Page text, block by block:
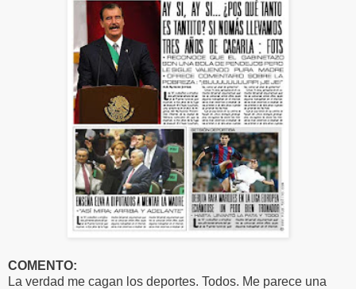
COMENTO:
La verdad me cagan los deportes. Todos. Me parece una